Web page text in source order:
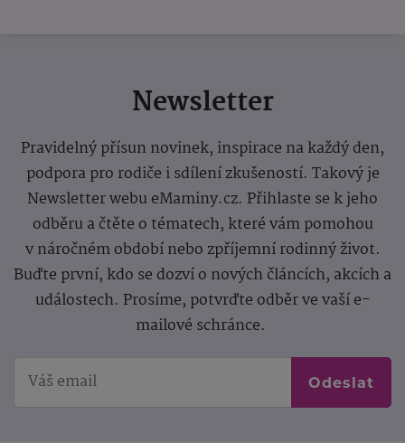
Newsletter
Pravidelný přísun novinek, inspirace na každý den,
podpora pro rodiče i sdílení zkušeností. Takový je
Newsletter webu eMaminy.cz. Přihlaste se k jeho
odběru a čtěte o tématech, které vám pomohou
v náročném období nebo zpříjemní rodinný život.
Buďte první, kdo se dozví o nových článcích, akcích a
událostech. Prosíme, potvrďte odběr ve vaší e-
mailové schránce.
Odeslat